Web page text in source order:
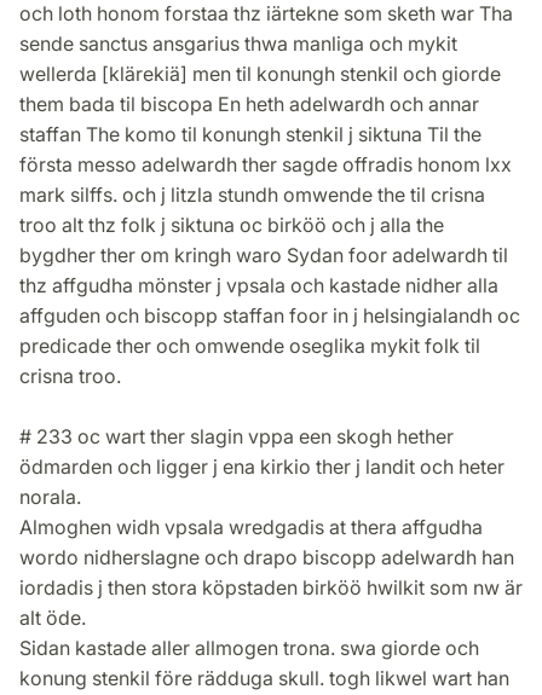
och loth honom forstaa thz iärtekne som sketh war Tha
sende sanctus ansgarius thwa manliga och mykit
wellerda [klärekiä] men til konungh stenkil och giorde
them bada til biscopa En heth adelwardh och annar
staffan The komo til konungh stenkil j siktuna Til the
första messo adelwardh ther sagde offradis honom lxx
mark silffs. och j litzla stundh omwende the til crisna
troo alt thz folk j siktuna oc birköö och j alla the
bygdher ther om kringh waro Sydan foor adelwardh til
thz affgudha mönster j vpsala och kastade nidher alla
affguden och biscopp staffan foor in j helsingialandh oc
predicade ther och omwende oseglika mykit folk til
crisna troo.
# 233 oc wart ther slagin vppa een skogh hether
ödmarden och ligger j ena kirkio ther j landit och heter
norala.
Almoghen widh vpsala wredgadis at thera affgudha
wordo nidherslagne och drapo biscopp adelwardh han
iordadis j then stora köpstaden birköö hwilkit som nw är
alt öde.
Sidan kastade aller allmogen trona. swa giorde och
konung stenkil före rädduga skull. togh likwel wart han